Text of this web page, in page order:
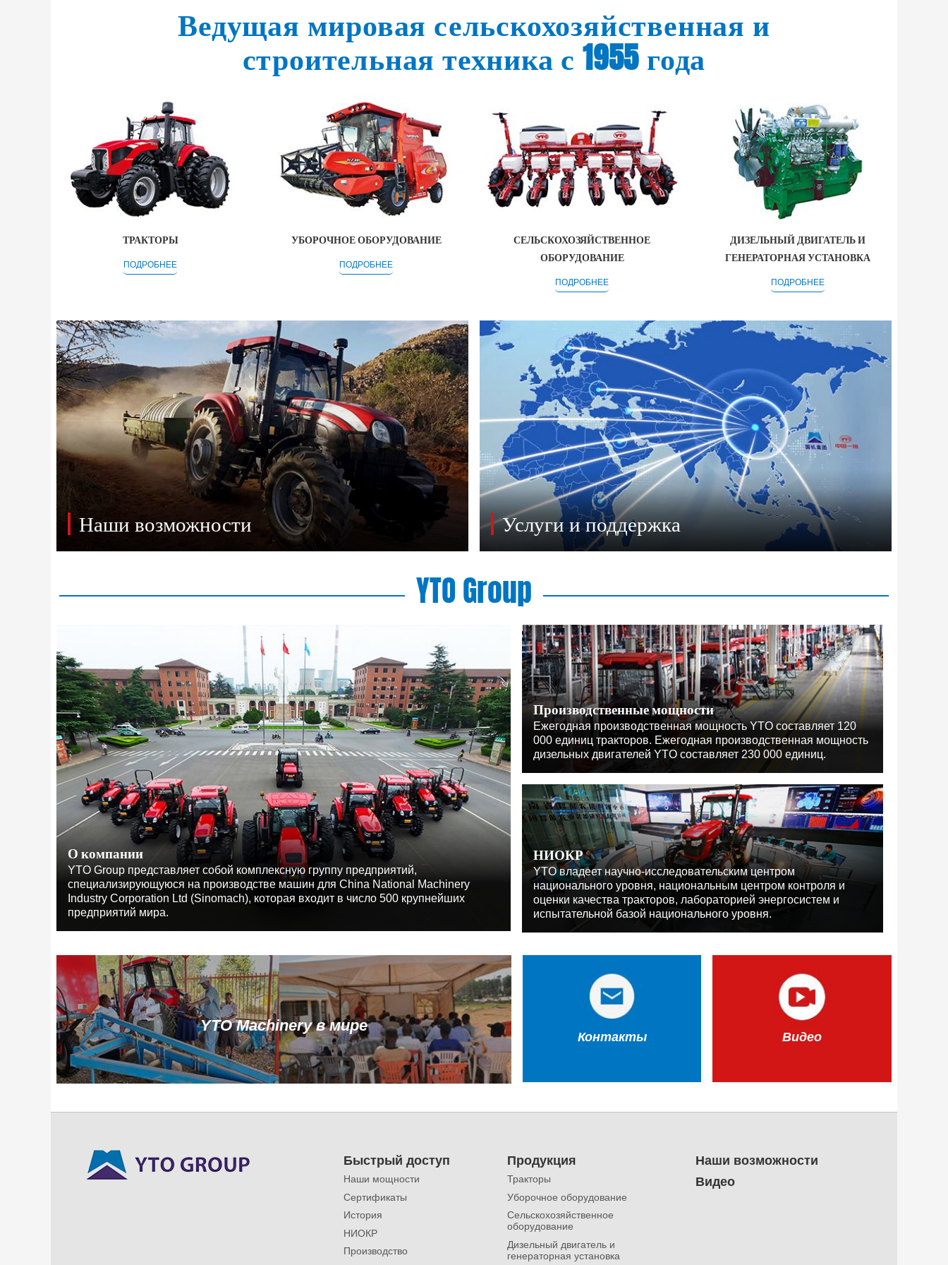
Ведущая мировая сельскохозяйственная и
строительная техника с 1955 года
ТРАКТОРЫ
ПОДРОБНЕЕ
УБОРОЧНОЕ ОБОРУДОВАНИЕ
ПОДРОБНЕЕ
СЕЛЬСКОХОЗЯЙСТВЕННОЕ
ОБОРУДОВАНИЕ
ПОДРОБНЕЕ
ДИЗЕЛЬНЫЙ ДВИГАТЕЛЬ И
ГЕНЕРАТОРНАЯ УСТАНОВКА
ПОДРОБНЕЕ
Наши возможности Услуги и поддержка
YTO Group
О компании
YTO Group представляет собой комплексную группу предприятий,
специализирующуюся на производстве машин для China National Machinery
Industry Corporation Ltd (Sinomach), которая входит в число 500 крупнейших
предприятий мира.
Производственные мощности
Ежегодная производственная мощность YTO составляет 120
000 единиц тракторов. Ежегодная производственная мощность
дизельных двигателей YTO составляет 230 000 единиц.
НИОКР
YTO владеет научно-исследовательским центром
национального уровня, национальным центром контроля и
оценки качества тракторов, лабораторией энергосистем и
испытательной базой национального уровня.
YTO Machinery в мире
Контакты Видео
Быстрый доступ
Наши мощности
Сертификаты
История
НИОКР
Производство
Продукция
Тракторы
Уборочное оборудование
Сельскохозяйственное
оборудование
Дизельный двигатель и
генераторная установка
Наши возможности
Видео